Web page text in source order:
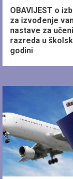
OBAVIJEST o
za izvođenje
nastave za
razreda u
godini
1 min read